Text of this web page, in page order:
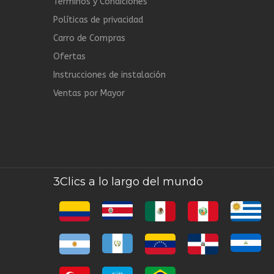
Políticas de privacidad
Carro de Compras
Ofertas
Instrucciones de instalación
Ventas por Mayor
3Clics a lo largo del mundo